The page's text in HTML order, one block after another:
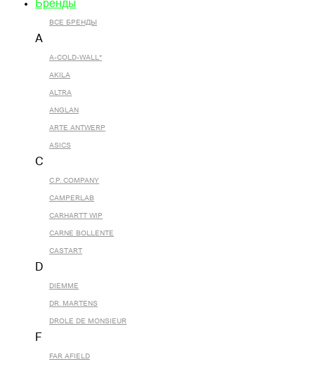
Бренды
ВСЕ БРЕНДЫ
A
A-COLD-WALL*
AKILA
ALTRA
ANGLAN
ARTE ANTWERP
ASICS
C
C.P. COMPANY
CAMPERLAB
CARHARTT WIP
CARNE BOLLENTE
CASTART
D
DIEMME
DR. MARTENS
DROLE DE MONSIEUR
F
FAR AFIELD